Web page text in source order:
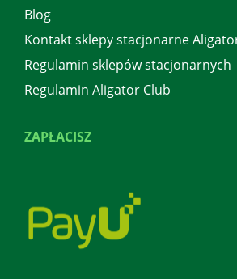
Blog
Kontakt sklepy stacjonarne
Regulamin sklepów stacjonarnych
Regulamin Aligator Club
ZAPŁACISZ